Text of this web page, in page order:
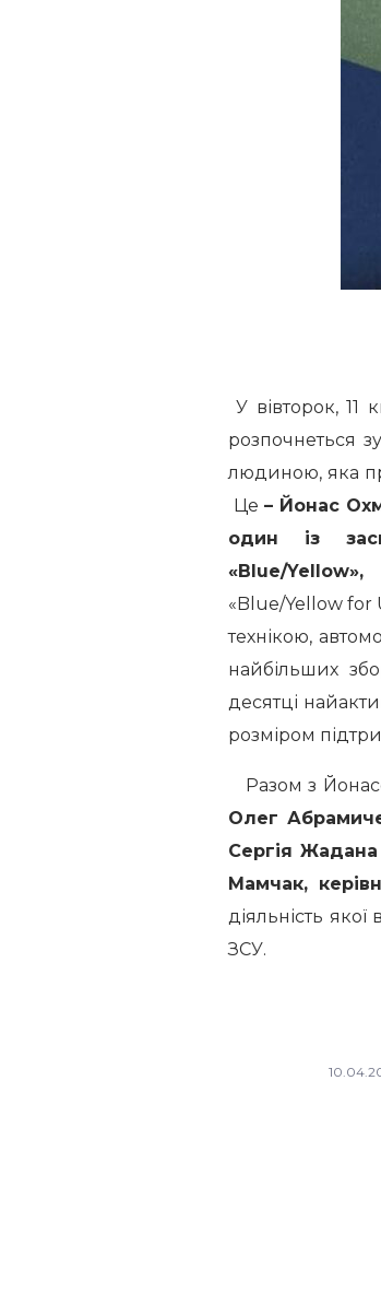
У вівторок, 11
розпочнеться
людиною, яка
Це – Йонас
один із
«Blue/Yellow»,
«Blue/Yellow for
технікою,
найбільших
десятці
розміром
Разом з
Олег
Сергія
Мамчак,
діяльність
ЗСУ.